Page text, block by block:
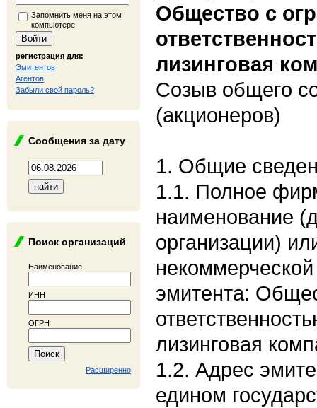
Запомнить меня на этом
компьютере
регистрация для:
Эмитентов
Агентов
Забыли свой пароль?
Сообщения за дату
Поиск организаций
Наименование
ИНН
ОГРН
Расширенно
Общество с
лизинговая
Созыв общего
(акционеров)
1. Общие
1.1. Полное
наименование
организации)
эмитента:
лизинговая
1.2. Адрес
едином